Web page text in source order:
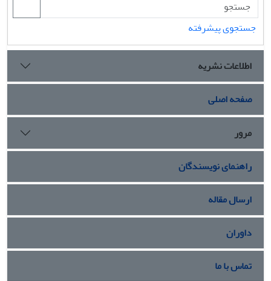
جستجوی پیشرفته
اطلاعات نشریه
صفحه اصلی
مرور
راهنمای نویسندگان
ارسال مقاله
داوران
تماس با ما